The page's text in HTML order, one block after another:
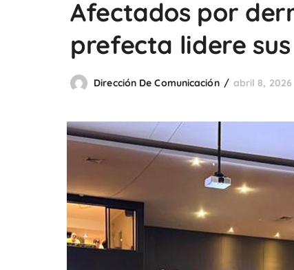
Afectados por
prefecta lidere
Dirección De Comunicación abril 8, 2026